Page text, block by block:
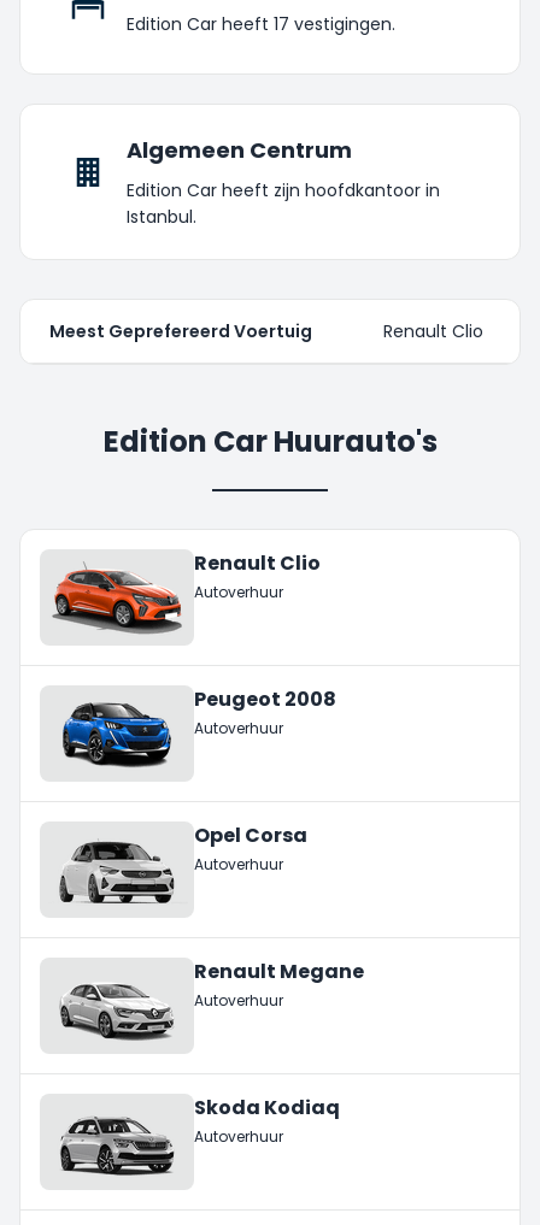
Edition Car heeft 17 vestigingen.
Algemeen Centrum
Edition Car heeft zijn hoofdkantoor in
Istanbul.
Meest Geprefereerd Voertuig Renault Clio
Edition Car Huurauto's
Renault Clio
Autoverhuur
Peugeot 2008
Autoverhuur
Opel Corsa
Autoverhuur
Renault Megane
Autoverhuur
Skoda Kodiaq
Autoverhuur